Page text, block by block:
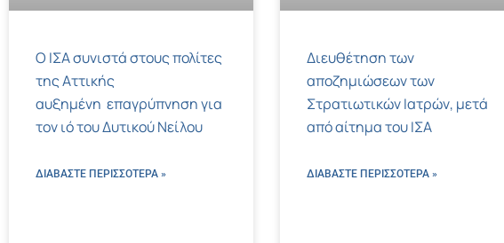
Ο ΙΣΑ συνιστά στους πολίτες
της Αττικής
αυξημένη επαγρύπνηση για
τον ιό του Δυτικού Νείλου
ΔΙΑΒΑΣΤΕ ΠΕΡΙΣΣΌΤΕΡΑ »
Διευθέτηση των
αποζημιώσεων των
Στρατιωτικών Ιατρών, μετά
από αίτημα του ΙΣΑ
ΔΙΑΒΑΣΤΕ ΠΕΡΙΣΣΌΤΕΡΑ »